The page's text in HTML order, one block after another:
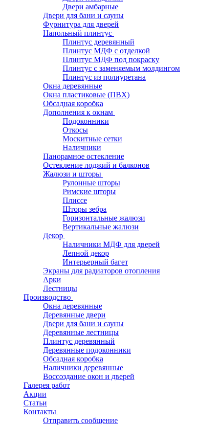
Двери амбарные
Двери для бани и сауны
Фурнитура для дверей
Напольный плинтус
Плинтус деревянный
Плинтус МДФ с отделкой
Плинтус МДФ под покраску
Плинтус с заменяемым молдингом
Плинтус из полиуретана
Окна деревянные
Окна пластиковые (ПВХ)
Обсадная коробка
Дополнения к окнам
Подоконники
Откосы
Москитные сетки
Наличники
Панорамное остекление
Остекление лоджий и балконов
Жалюзи и шторы
Рулонные шторы
Римские шторы
Плиссе
Шторы зебра
Горизонтальные жалюзи
Вертикальные жалюзи
Декор
Наличники МДФ для дверей
Лепной декор
Интерьерный багет
Экраны для радиаторов отопления
Арки
Лестницы
Производство
Окна деревянные
Деревянные двери
Двери для бани и сауны
Деревянные лестницы
Плинтус деревянный
Деревянные подоконники
Обсадная коробка
Наличники деревянные
Воссоздание окон и дверей
Галерея работ
Акции
Статьи
Контакты
Отправить сообщение